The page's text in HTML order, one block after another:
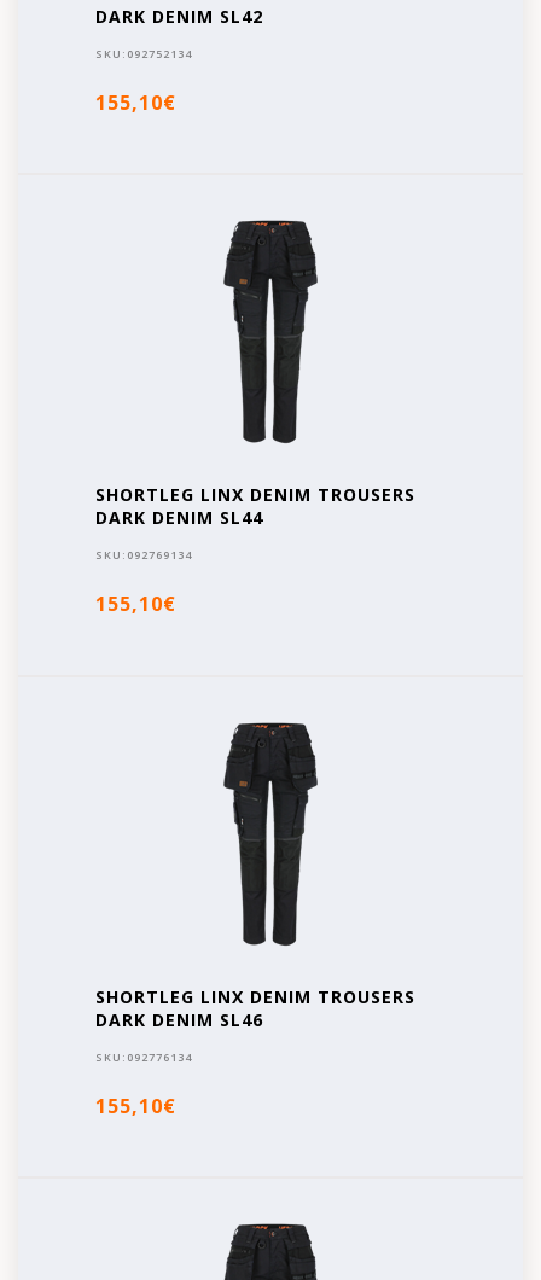
DARK DENIM SL42
SKU: 092752134
155,10€
SHORTLEG LINX DENIM TROUSERS
DARK DENIM SL44
SKU: 092769134
155,10€
SHORTLEG LINX DENIM TROUSERS
DARK DENIM SL46
SKU: 092776134
155,10€